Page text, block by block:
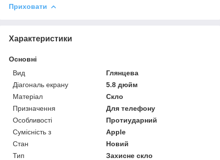
Приховати
Характеристики
Основні
Вид
Глянцева
Діагональ екрану
5.8 дюйм
Матеріал
Скло
Призначення
Для телефону
Особливості
Протиударний
Сумісність з
Apple
Стан
Новий
Тип
Захисне скло